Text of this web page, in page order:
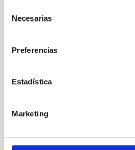
Necesarias
Preferencias
Estadística
Marketing
interoperabilidad.
b) La finalidad para la que la
c) La infracción de la
de propiedad intelectual o